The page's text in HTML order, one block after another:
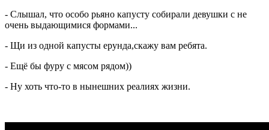
- Слышал, что особо рьяно капусту собирали девушки с не
очень выдающимися формами...
- Щи из одной капусты ерунда,скажу вам ребята.
- Ещё бы фуру с мясом рядом))
- Ну хоть что-то в нынешних реалиях жизни.